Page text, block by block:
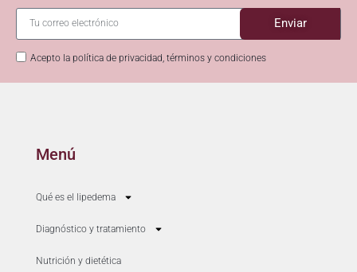
Acepto la política de privacidad, términos y condiciones
Enviar
Menú
Qué es el lipedema
Diagnóstico y tratamiento
Nutrición y dietética